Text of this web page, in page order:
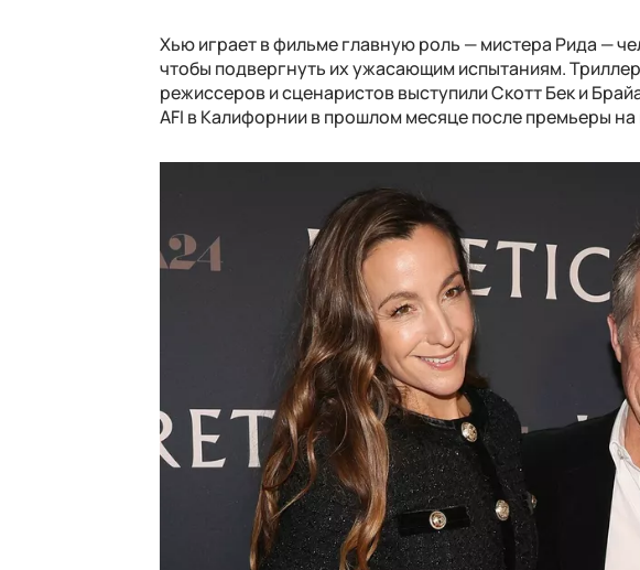
Хью играет в фильме главную роль — мистера Рида —
чтобы подвергнуть их ужасающим испытаниям.
режиссеров и сценаристов выступили Скотт Бек и
AFI в Калифорнии в прошлом месяце после премьеры